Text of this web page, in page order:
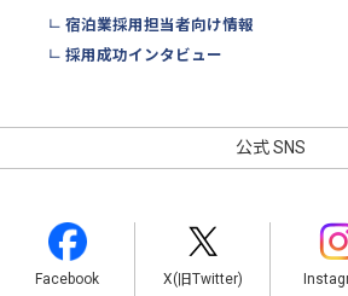
宿泊業採用担当者向け情報
採用成功インタビュー
公式 SNS
Facebook X(旧Twitter)